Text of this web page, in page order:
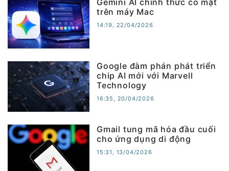
Gemini AI chính thức có mặt
trên máy Mac
14:19, 22/04/2026
Google đàm phán phát triển
chip AI mới với Marvell
Technology
16:35, 20/04/2026
Gmail tung mã hóa đầu cuối
cho ứng dụng di động
15:31, 13/04/2026